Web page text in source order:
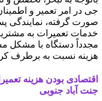
جی در امر تعمیر و
صورت گرفته، نمایندگی
خدمات تعمیرات به
مجدداً دستگاه با مشکل
هزینه نسبت به برطرف
اقتصادی بودن هزینه
جنت آباد جنوبی